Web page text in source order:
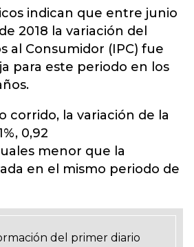
indican que entre junio
2018 la variación del
al Consumidor (IPC) fue
para este periodo en los
corrido, la variación de la
0,92
menor que la
en el mismo periodo de
del primer diario